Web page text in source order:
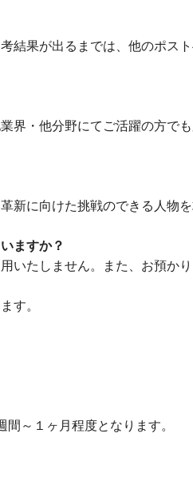
結果が出るまでは、他のポス
界・他分野にてご活躍の方で
新に向けた挑戦のできる人物を
ますか？
いたしません。また、お預か
す。
～１ヶ月程度となります。